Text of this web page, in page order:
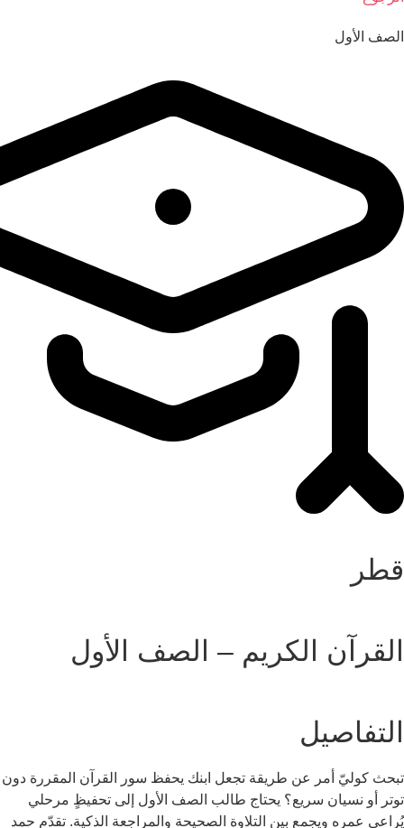
الصف الأول
قطر
القرآن الكريم – الصف الأول
التفاصيل
تبحث كوليّ أمر عن طريقة تجعل ابنك يحفظ سور القرآن المقررة دون
توتر أو نسيان سريع؟ يحتاج طالب الصف الأول إلى تحفيظٍ مرحلي
يُراعي عمره ويجمع بين التلاوة الصحيحة والمراجعة الذكية. تقدّم حمد